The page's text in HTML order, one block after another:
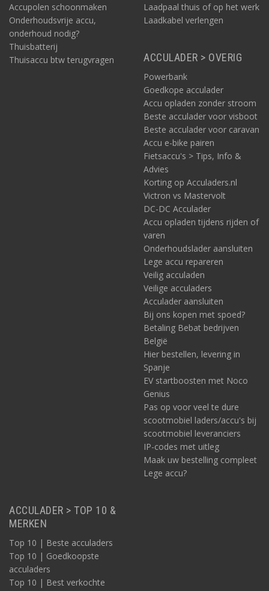
Accupolen schoonmaken
Onderhoudsvrije accu,
onderhoud nodig?
Thuisbatterij
Thuisaccu btw terugvragen
Laadpaal thuis of op het werk
Laadkabel verlengen
ACCULADER > OVERIG
Powerbank
Goedkope acculader
Accu opladen zonder stroom
Beste acculader voor visboot
Beste acculader voor caravan
Accu e-bike pairen
Fietsaccu's > Tips, Info &
Advies
Korting op Acculaders.nl
Victron vs Mastervolt
DC-DC Acculader
Accu opladen tijdens rijden of
varen
Onderhoudslader aansluiten
Lege accu repareren
Veilig acculaden
Veilige acculaders
Acculader aansluiten
Bij ons kopen met spoed?
Betaling Bebat bedrijven
België
Hier bestellen, levering in
Spanje
EV startboosten met Noco
Genius
Pas op voor veel te dure
scootmobiel laders/accu's bij
scootmobiel leveranciers
IP-codes met uitleg
Maak uw bestelling compleet
Lege accu?
ACCULADER > TOP 10 &
MERKEN
Top 10 | Beste acculaders
Top 10 | Goedkoopste
acculaders
Top 10 | Best verkochte